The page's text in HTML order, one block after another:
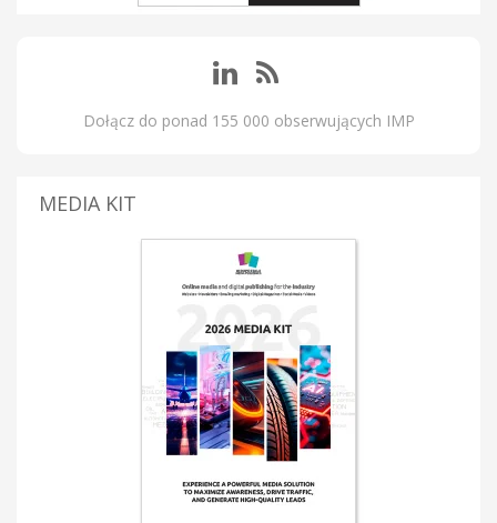
Dołącz do ponad 155 000 obserwujących IMP
MEDIA KIT